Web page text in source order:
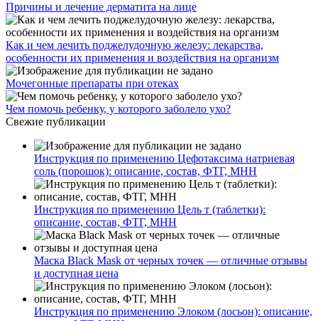
Причины и лечение дерматита на лице
Как и чем лечить поджелудочную железу: лекарства,
особенности их применения и воздействия на организм
Мочегонные препараты при отеках
Чем помочь ребенку, у которого заболело ухо?
Свежие публикации
Инструкция по применению Цефотаксима натриевая
соль (порошок): описание, состав, ФТГ, МНН
Инструкция по применению Цель т (таблетки):
описание, состав, ФТГ, МНН
Маска Black Mask от черных точек — отличные отзывы
и доступная цена
Инструкция по применению Элоком (лосьон): описание,